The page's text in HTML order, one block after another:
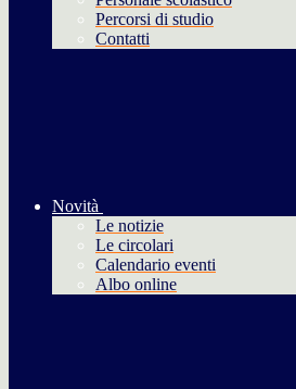
Percorsi di studio
Contatti
Novità
Le notizie
Le circolari
Calendario eventi
Albo online